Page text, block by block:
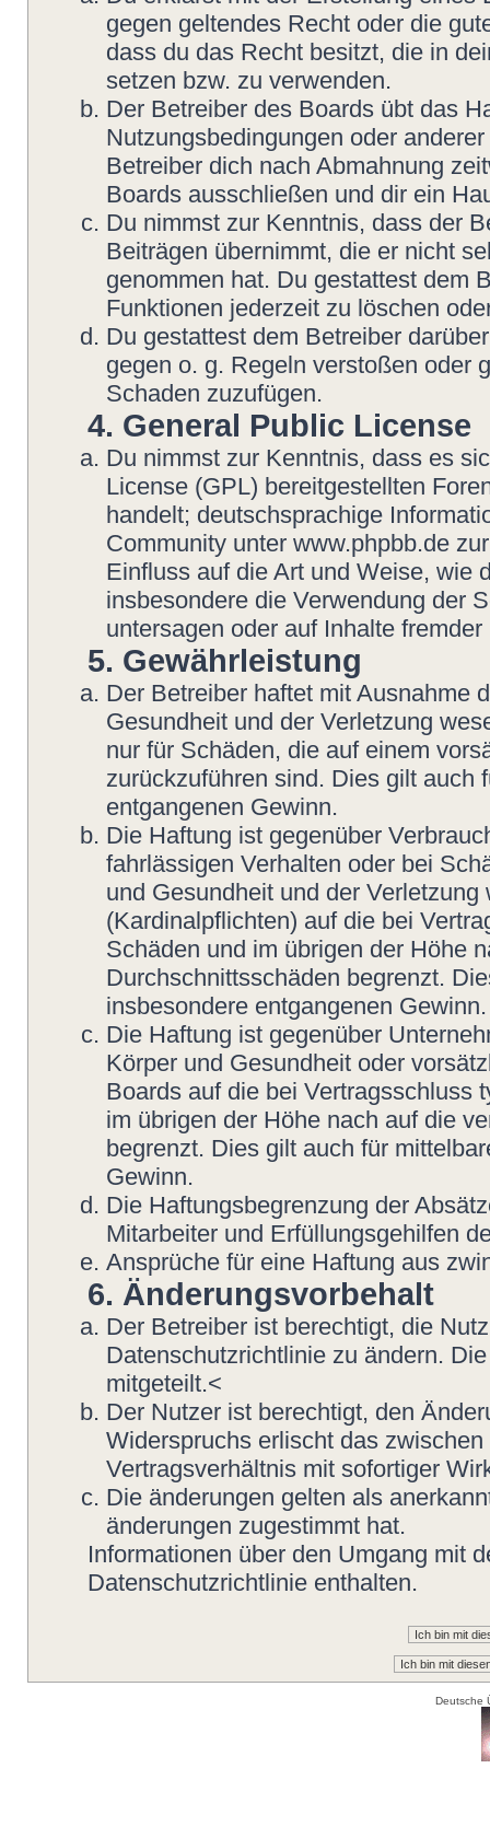
gegen geltendes Recht oder die
dass du das Recht besitzt, die in
setzen bzw. zu verwenden.
Der Betreiber des Boards übt das
Nutzungsbedingungen oder
Betreiber dich nach Abmahnung
Boards ausschließen und dir ein
Du nimmst zur Kenntnis, dass der
Beiträgen übernimmt, die er nicht
genommen hat. Du gestattest dem
Funktionen jederzeit zu löschen
Du gestattest dem Betreiber
gegen o. g. Regeln verstoßen oder
Schaden zuzufügen.
4. General Public License
Du nimmst zur Kenntnis, dass es
License (GPL) bereitgestellten
handelt; deutschsprachige
Community unter www.phpbb.de
Einfluss auf die Art und Weise, wie
insbesondere die Verwendung der
untersagen oder auf Inhalte
5. Gewährleistung
Der Betreiber haftet mit Ausnahme
Gesundheit und der Verletzung
nur für Schäden, die auf einem
zurückzuführen sind. Dies gilt auch
entgangenen Gewinn.
Die Haftung ist gegenüber
fahrlässigen Verhalten oder bei
und Gesundheit und der
(Kardinalpflichten) auf die bei
Schäden und im übrigen der Höhe
Durchschnittsschäden begrenzt.
insbesondere entgangenen Gewinn.
Die Haftung ist gegenüber
Körper und Gesundheit oder
Boards auf die bei Vertragsschluss
im übrigen der Höhe nach auf die
begrenzt. Dies gilt auch für
Gewinn.
Die Haftungsbegrenzung der
Mitarbeiter und Erfüllungsgehilfen
Ansprüche für eine Haftung aus
6. Änderungsvorbehalt
Der Betreiber ist berechtigt, die
Datenschutzrichtlinie zu ändern.
mitgeteilt.<
Der Nutzer ist berechtigt, den
Widerspruchs erlischt das
Vertragsverhältnis mit sofortiger
Die änderungen gelten als
änderungen zugestimmt hat.
Informationen über den Umgang mit
Datenschutzrichtlinie enthalten.
Deutsche